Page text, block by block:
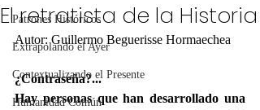
Patrones Históricos
Extrapolando el Ayer
Contextualizando el Presente
Humanidad Común
El retratista de la Historia
Autor: Guillermo Beguerisse Hormaechea
¿Contraseña?...
Hay personas que han desarrollado una